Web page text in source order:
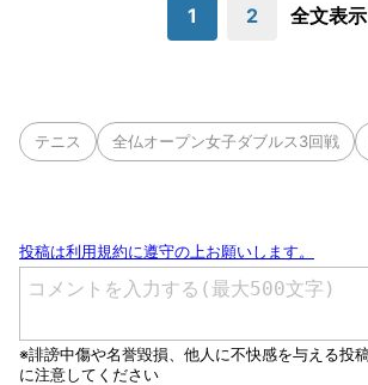
1 2 全文表示
テニス 全仏オープン女子ダブルス3回戦